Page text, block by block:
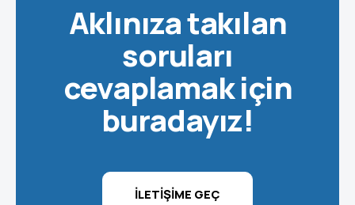
Aklınıza takılan
soruları
cevaplamak için
buradayız!
İLETIŞIME GEÇ